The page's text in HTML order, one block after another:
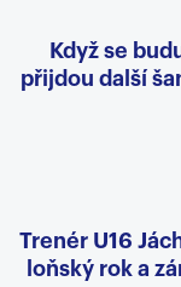
Když se
přijdou další
Trenér U16
loňský rok a